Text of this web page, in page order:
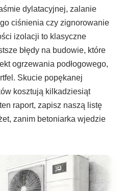
dylatacyjnej, zalanie
ciśnienia czy zignorowanie
izolacji to klasyczne
błędy na budowie, które
ogrzewania podłogowego,
Skucie popękanej
kosztują kilkadziesiąt
raport, zapisz naszą listę
zanim betoniarka wjedzie